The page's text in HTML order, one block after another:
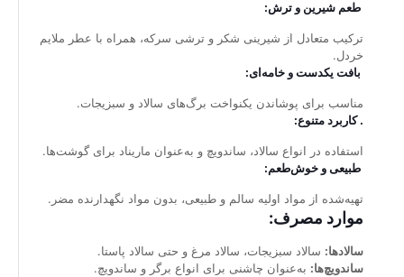
طعم شیرین و ترش:
ترکیب متعادل از شیرینی شکر و ترشی سرکه، همراه با عطر ملایم
خردل.
بافت یکدست و خامه‌ای:
مناسب برای پوشاندن یکنواخت برگ‌های سالاد و سبزیجات.
. کاربرد متنوع:
استفاده در انواع سالاد، ساندویچ و به‌عنوان ماریناد برای گوشت‌ها.
طبیعی و خوش‌طعم:
تهیه‌شده از مواد اولیه سالم و طبیعی، بدون مواد نگهدارنده مضر.
موارد مصرف:
سالادها: سالاد سبزیجات، سالاد مرغ و حتی سالاد پاستا.
ساندویچ‌ها: به‌عنوان چاشنی برای انواع برگر و ساندویچ.